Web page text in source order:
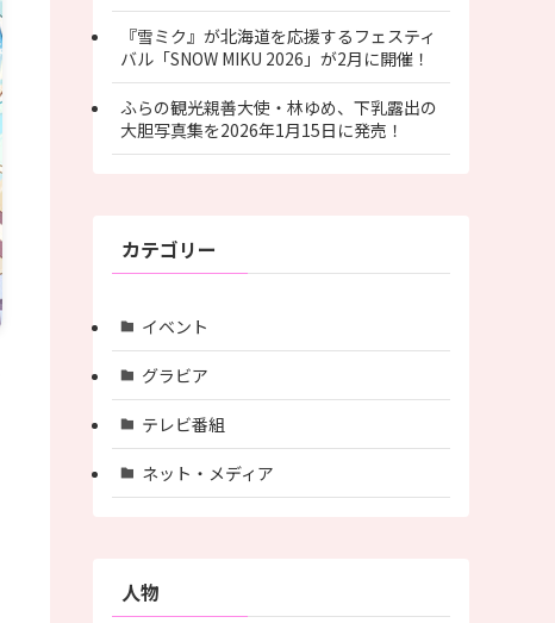
『雪ミク』が北海道を応援するフェスティ
バル「SNOW MIKU 2026」が2月に開催！
ふらの観光親善大使・林ゆめ、下乳露出の
大胆写真集を2026年1月15日に発売！
カテゴリー
イベント
グラビア
テレビ番組
ネット・メディア
人物